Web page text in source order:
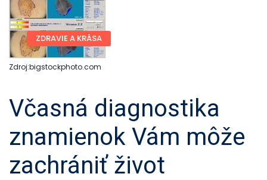
ZDRAVIE A KRÁSA
Zdroj:bigstockphoto.com
Včasná diagnostika
znamienok Vám môže
zachrániť život